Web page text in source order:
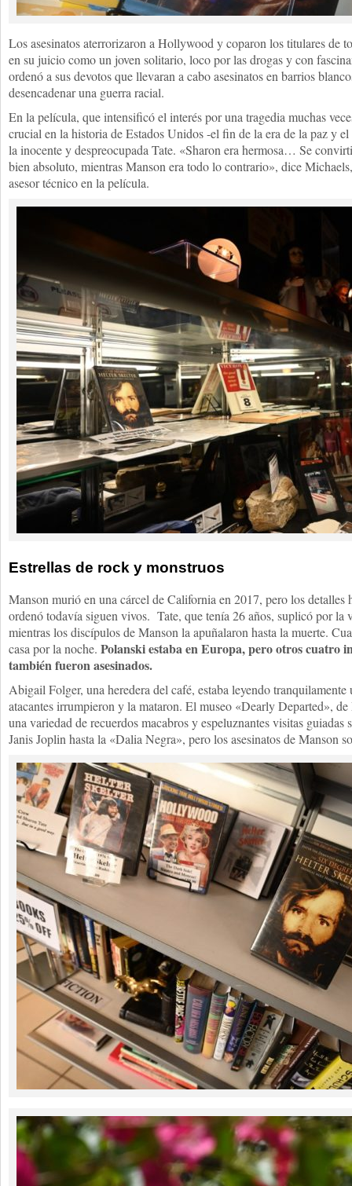
Los asesinatos aterrorizaron a Hollywood y coparon los titulares de
en su juicio como un joven solitario, loco por las drogas y con
ordenó a sus devotos que llevaran a cabo asesinatos en barrios
desencadenar una guerra racial.
En la película, que intensificó el interés por una tragedia muchas
crucial en la historia de Estados Unidos -el fin de la era de la paz y
la inocente y despreocupada Tate. «Sharon era hermosa… Se
bien absoluto, mientras Manson era todo lo contrario», dice
asesor técnico en la película.
Estrellas de rock y monstruos
Manson murió en una cárcel de California en 2017, pero los detalles
ordenó todavía siguen vivos. Tate, que tenía 26 años, suplicó por la
mientras los discípulos de Manson la apuñalaron hasta la muerte.
casa por la noche. Polanski estaba en Europa, pero otros cuatro
también fueron asesinados.
Abigail Folger, una heredera del café, estaba leyendo
atacantes irrumpieron y la mataron. El museo «Dearly Departed»,
una variedad de recuerdos macabros y espeluznantes visitas guiadas
Janis Joplin hasta la «Dalia Negra», pero los asesinatos de Manson